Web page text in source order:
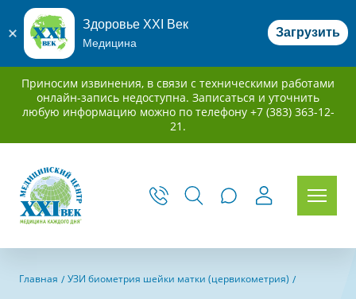
Здоровье XXI Век
Медицина
Загрузить
Приносим извинения, в связи с техническими работами
онлайн-запись недоступна. Записаться и уточнить
любую информацию можно по телефону +7 (383) 363-12-
21.
Главная УЗИ биометрия шейки матки (цервикометрия)